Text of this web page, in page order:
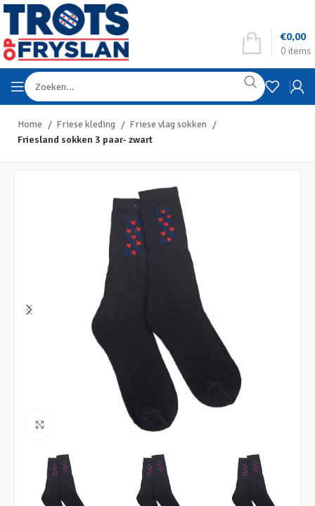
0 items
€0,00
Home Friese kleding
Friese vlag sokken
Friesland sokken 3 paar- zwart
Klik voor een vergroting